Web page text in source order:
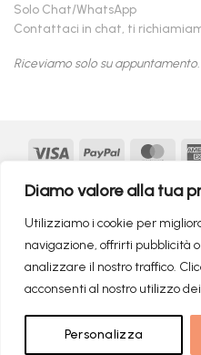
Diamo valore alla tua
Utilizziamo i cookie per
navigazione, offrirti pubblicità
analizzare il nostro traffico.
acconsenti al nostro utilizzo
Personalizza
Solo Chat/WhatsApp
Contattaci in chat, ti
Riceviamo solo su appuntamento.
Visa PayPal
Google
MasterCard
Copyright 2026 ©
02982260214 |
RICERCHE DI TENDENZAIl prezzo
656,10
Il prezzo
Recedere